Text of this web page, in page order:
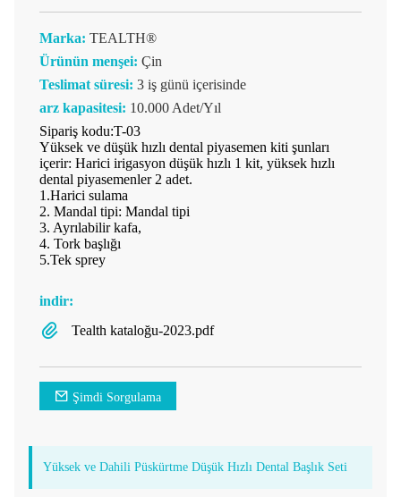
Marka: TEALTH®
Ürünün menşei: Çin
Teslimat süresi: 3 iş günü içerisinde
arz kapasitesi: 10.000 Adet/Yıl
Sipariş kodu:T-03
Yüksek ve düşük hızlı dental piyasemen kiti şunları
içerir: Harici irigasyon düşük hızlı 1 kit, yüksek hızlı
dental piyasemenler 2 adet.
1.Harici sulama
2. Mandal tipi: Mandal tipi
3. Ayrılabilir kafa,
4. Tork başlığı
5.Tek sprey
indir:
Tealth kataloğu-2023.pdf
Şimdi Sorgulama
Yüksek ve Dahili Püskürtme Düşük Hızlı Dental Başlık Seti